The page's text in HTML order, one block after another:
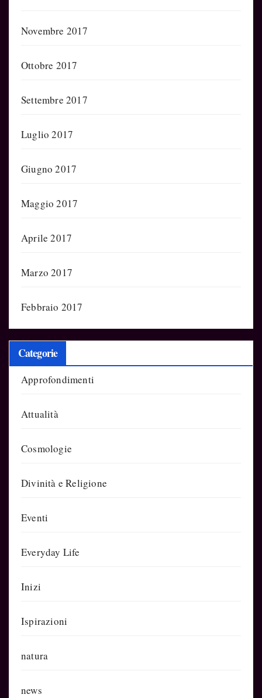
Novembre 2017
Ottobre 2017
Settembre 2017
Luglio 2017
Giugno 2017
Maggio 2017
Aprile 2017
Marzo 2017
Febbraio 2017
Categorie
Approfondimenti
Attualità
Cosmologie
Divinità e Religione
Eventi
Everyday Life
Inizi
Ispirazioni
natura
news